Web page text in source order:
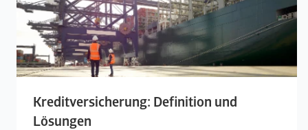
Kreditversicherung: Definition und
Lösungen